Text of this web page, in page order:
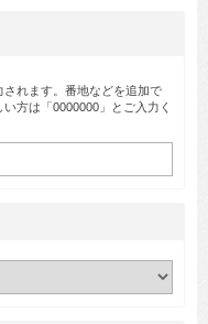
れます。番地などを追加で
方は「0000000」とご入力く